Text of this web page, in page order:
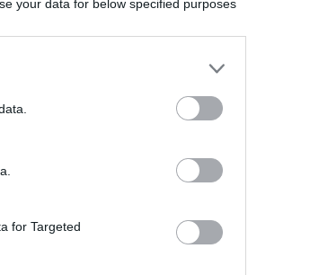
your data for below specified purposes
for Targeted
lugar donde
y
Ola de calor en
temperaturas
alertas hasta el 2